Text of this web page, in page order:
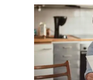
Scopri di più